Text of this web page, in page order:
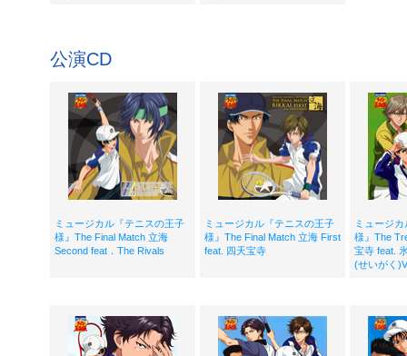
公演CD
ミュージカル『テニスの王子
様』The Final Match 立海
Second feat．The Rivals
ミュージカル『テニスの王子
様』The Final Match 立海 First
feat. 四天宝寺
ミュージ
様』The
宝寺 feat.
(せいがく